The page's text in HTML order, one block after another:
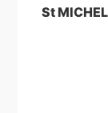
suivant
St